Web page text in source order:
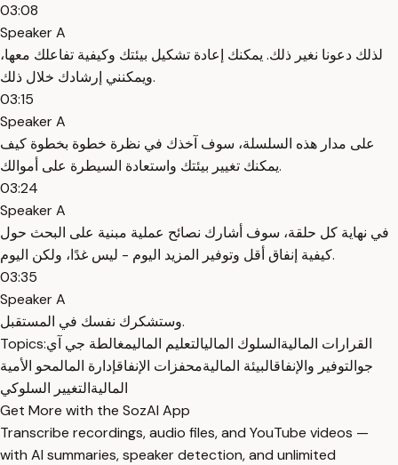
03:08
Speaker A
لذلك دعونا نغير ذلك. يمكنك إعادة تشكيل بيئتك وكيفية تفاعلك معها،
ويمكنني إرشادك خلال ذلك.
03:15
Speaker A
على مدار هذه السلسلة، سوف آخذك في نظرة خطوة بخطوة كيف
يمكنك تغيير بيئتك واستعادة السيطرة على أموالك.
03:24
Speaker A
في نهاية كل حلقة، سوف أشارك نصائح عملية مبنية على البحث حول
كيفية إنفاق أقل وتوفير المزيد اليوم - ليس غدًا، ولكن اليوم.
03:35
Speaker A
وستشكرك نفسك في المستقبل.
Topics:
القرارات الماليةالسلوك الماليالتعليم الماليمغالطة جي آي
جوالتوفير والإنفاقالبيئة الماليةمحفزات الإنفاقإدارة المالمحو الأمية
الماليةالتغيير السلوكي
Get More with the SozAI App
Transcribe recordings, audio files, and YouTube videos —
with AI summaries, speaker detection, and unlimited